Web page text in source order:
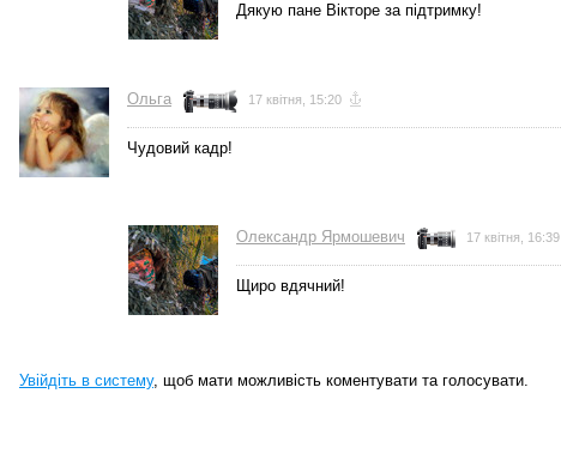
Дякую пане Вікторе за підтримку!
Ольга 17 квітня, 15:20
Чудовий кадр!
Олександр Ярмошевич 17 квітня, 16:39
Щиро вдячний!
Увійдіть в систему, щоб мати можливість коментувати та голосувати.